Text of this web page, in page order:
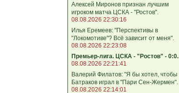
Алексей Миронов признан лучшим
игроком матча ЦСКА - "Ростов".
08.08.2026 22:30:16
Илья Еремеев: "Перспективы в
"Локомотиве"? Всё зависит от меня".
08.08.2026 22:23:08
Премьер-лига. ЦСКА - "Ростов" - 0:0.
08.08.2026 22:21:41
Валерий Филатов: "Я бы хотел, чтобы
Батраков играл в "Пари Сен-Жермен".
08.08.2026 22:14:01